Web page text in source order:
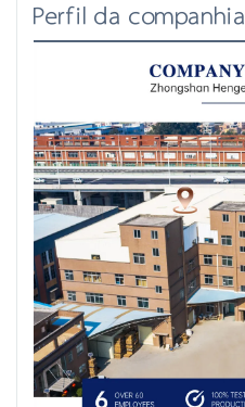
Perfil da companhia